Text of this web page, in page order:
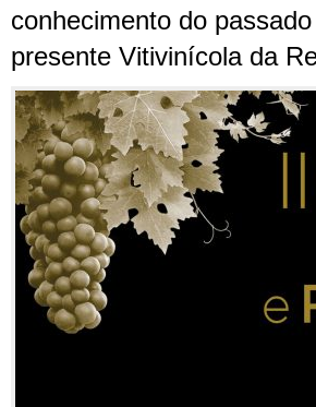
conhecimento do
presente Vitivinícola da